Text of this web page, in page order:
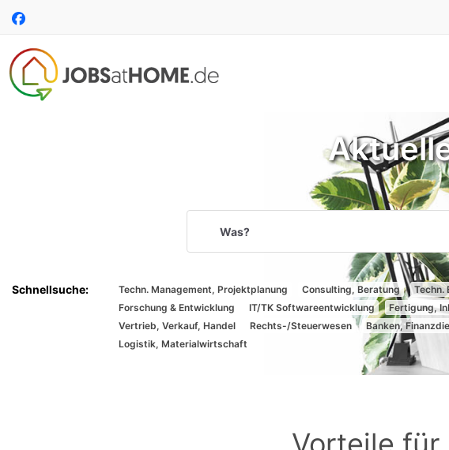
Accessibility
Modus
zur
Navigation
zum
Auf
folgen
Suche
per
Spracheingabe
Techn. Management, Projektplanung Consulting, Beratung Techn.
Forschung & Entwicklung
IT/TK Softwareentwicklung Fertigung,
Vertrieb, Verkauf, Handel
Rechts-/Steuerwesen Banken,
Logistik, Materialwirtschaft